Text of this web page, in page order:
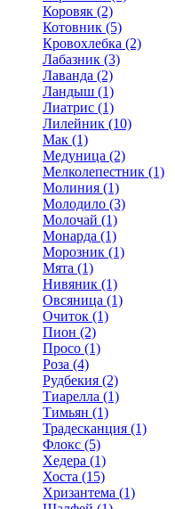
Коровяк (2)
Котовник (5)
Кровохлебка (2)
Лабазник (3)
Лаванда (2)
Ландыш (1)
Лиатрис (1)
Лилейник (10)
Мак (1)
Медуница (2)
Мелколепестник (1)
Молиния (1)
Молодило (3)
Молочай (1)
Монарда (1)
Морозник (1)
Мята (1)
Нивяник (1)
Овсяница (1)
Очиток (1)
Пион (2)
Просо (1)
Роза (4)
Рудбекия (2)
Тиарелла (1)
Тимьян (1)
Традесканция (1)
Флокс (5)
Хедера (1)
Хоста (15)
Хризантема (1)